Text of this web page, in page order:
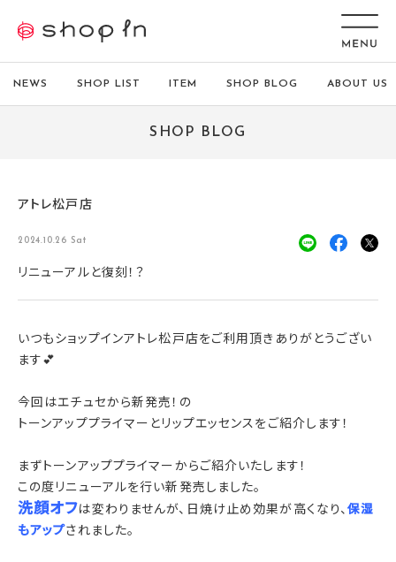
NEWS SHOP LIST ITEM SHOP BLOG ABOUT US
SHOP BLOG
アトレ松戸店
2024.10.26 Sat
リニューアルと復刻！？
いつもショップインアトレ松戸店をご利用頂きありがとうござい
ます💕
今回はエチュセから新発売！の
トーンアッププライマーとリップエッセンスをご紹介します！
まずトーンアッププライマーからご紹介いたします！
この度リニューアルを行い新発売しました。
洗顔オフは変わりませんが、日焼け止め効果が高くなり、保湿
もアップされました。